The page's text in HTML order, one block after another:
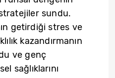
sundu.
getirdiği stres ve
kazandırmanın
ve genç
sağlıklarını